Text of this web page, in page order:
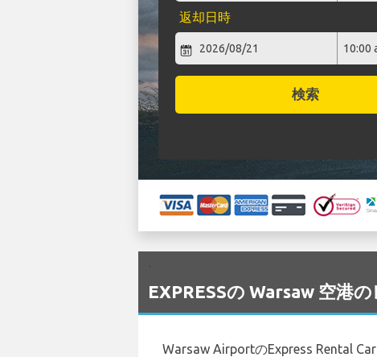
返却日時
検索
EXPRESSの Warsaw 空港
Warsaw AirportのExpress Rental